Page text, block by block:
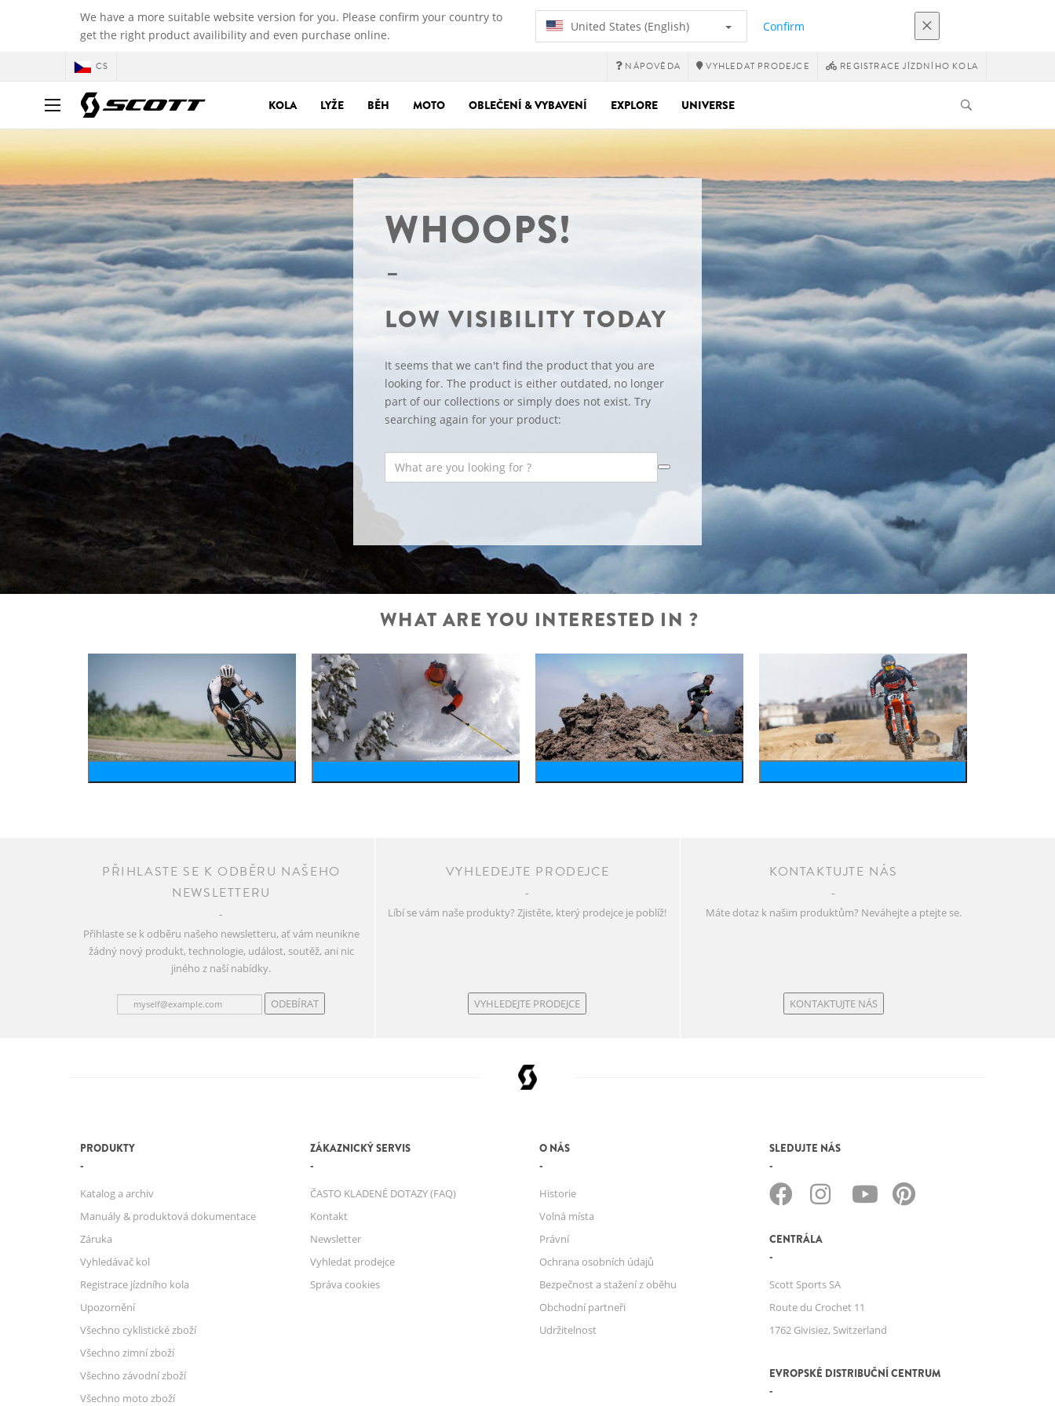
We have a more suitable website version for you. Please confirm your country to
get the right product availibility and even purchase online.
United States (English) Confirm
CS NÁPOVĚDA VYHLEDAT PRODEJCE REGISTRACE JÍZDNÍHO KOLA
KOLA LYŽE BĚH MOTO OBLEČENÍ & VYBAVENÍ EXPLORE UNIVERSE
WHOOPS!
LOW VISIBILITY TODAY
It seems that we can't find the product that you are
looking for. The product is either outdated, no longer
part of our collections or simply does not exist. Try
searching again for your product:
WHAT ARE YOU INTERESTED IN ?
PŘIHLASTE SE K ODBĚRU NAŠEHO
NEWSLETTERU
Přihlaste se k odběru našeho newsletteru, ať vám neunikne
žádný nový produkt, technologie, událost, soutěž, ani nic
jiného z naší nabídky.
ODEBÍRAT
VYHLEDEJTE PRODEJCE
Líbí se vám naše produkty? Zjistěte, který prodejce je poblíž!
VYHLEDEJTE PRODEJCE
KONTAKTUJTE NÁS
Máte dotaz k našim produktům? Neváhejte a ptejte se.
KONTAKTUJTE NÁS
PRODUKTY
Katalog a archiv
Manuály & produktová dokumentace
Záruka
Vyhledávač kol
Registrace jízdního kola
Upozornění
Všechno cyklistické zboží
Všechno zimní zboží
Všechno závodní zboží
Všechno moto zboží
ZÁKAZNICKÝ SERVIS
ČASTO KLADENÉ DOTAZY (FAQ)
Kontakt
Newsletter
Vyhledat prodejce
Správa cookies
O NÁS
Historie
Volná místa
Právní
Ochrana osobních údajů
Bezpečnost a stažení z oběhu
Obchodní partneři
Udržitelnost
SLEDUJTE NÁS
CENTRÁLA
Scott Sports SA
Route du Crochet 11
1762 Givisiez, Switzerland
EVROPSKÉ DISTRIBUČNÍ CENTRUM